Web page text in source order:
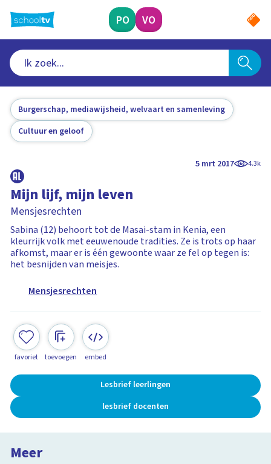
naar
hoofdinhoud
PO VO
Burgerschap, mediawijsheid, welvaart en samenleving
Cultuur en geloof
5 mrt 2017 4.3k
Mijn lijf, mijn leven
Mensjesrechten
Sabina (12) behoort tot de Masai-stam in Kenia, een
kleurrijk volk met eeuwenoude tradities. Ze is trots op haar
afkomst, maar er is één gewoonte waar ze fel op tegen is:
het besnijden van meisjes.
Mensjesrechten
favoriet toevoegen embed
Lesbrief leerlingen
lesbrief docenten
Meer